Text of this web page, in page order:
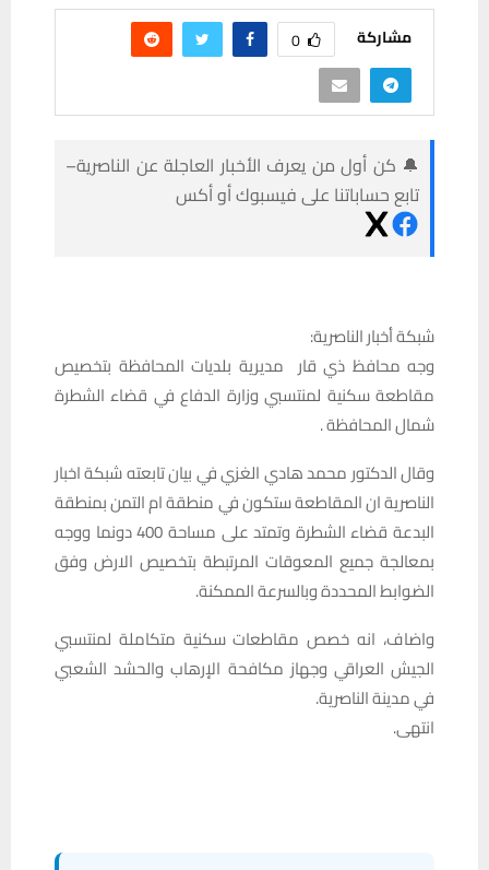
مشاركة 0
🔔 كن أول من يعرف الأخبار العاجلة عن الناصرية–
تابع حساباتنا على فيسبوك أو أكس
شبكة أخبار الناصرية:
وجه محافظ ذي قار مديرية بلديات المحافظة بتخصيص
مقاطعة سكنية لمنتسبي وزارة الدفاع في قضاء الشطرة
شمال المحافظة .
وقال الدكتور محمد هادي الغزي في بيان تابعته شبكة اخبار
الناصرية ان المقاطعة ستكون في منطقة ام التمن بمنطقة
البدعة قضاء الشطرة وتمتد على مساحة 400 دونما ووجه
بمعالجة جميع المعوقات المرتبطة بتخصيص الارض وفق
الضوابط المحددة وبالسرعة الممكنة.
واضاف، انه خصص مقاطعات سكنية متكاملة لمنتسبي
الجيش العراقي وجهاز مكافحة الإرهاب والحشد الشعبي
في مدينة الناصرية.
انتهى.